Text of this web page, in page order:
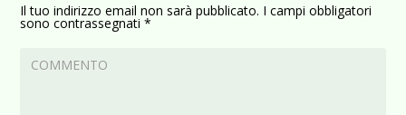
Il tuo indirizzo email non sarà pubblicato. I campi obbligatori
sono contrassegnati*